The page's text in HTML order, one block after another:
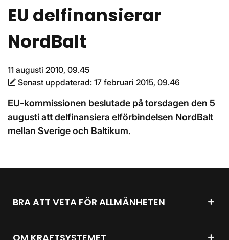
EU delfinansierar
NordBalt
11 augusti 2010, 09.45
Senast uppdaterad: 17 februari 2015, 09.46
EU-kommissionen beslutade på torsdagen den 5
augusti att delfinansiera elförbindelsen NordBalt
mellan Sverige och Baltikum.
BRA ATT VETA FÖR ALLMÄNHETEN
OM KRAFTSYSTEMET